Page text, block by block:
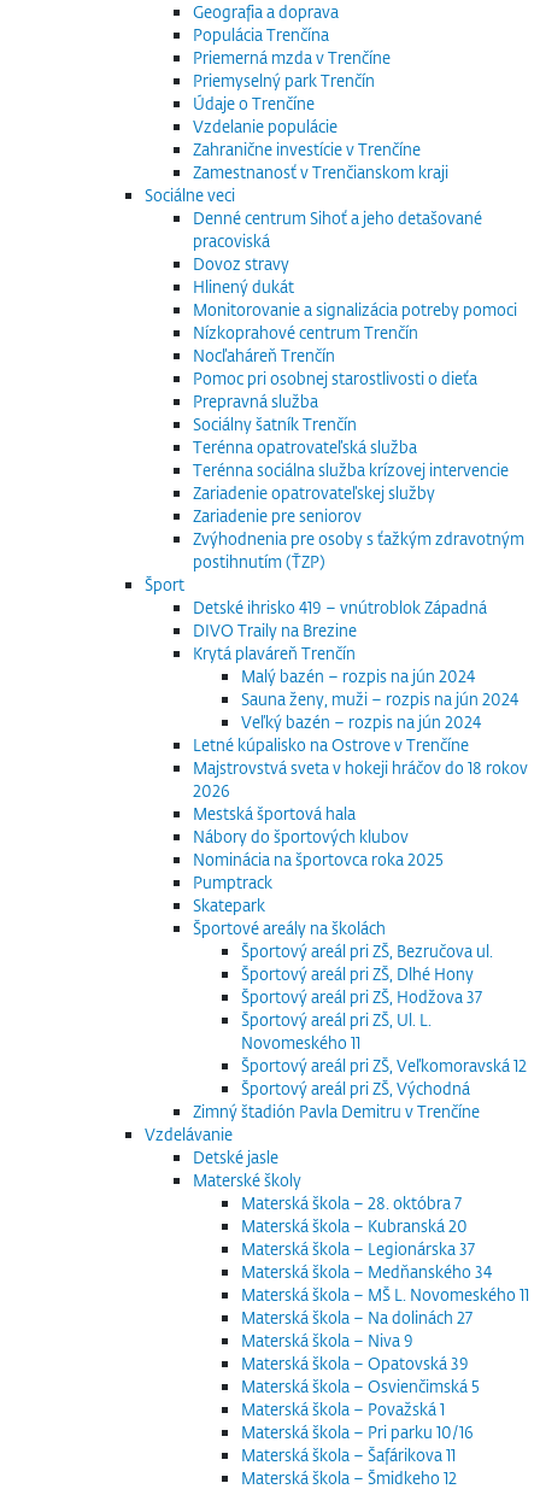
Geografia a doprava
Populácia Trenčína
Priemerná mzda v Trenčíne
Priemyselný park Trenčín
Údaje o Trenčíne
Vzdelanie populácie
Zahranične investície v Trenčíne
Zamestnanosť v Trenčianskom kraji
Sociálne veci
Denné centrum Sihoť a jeho detašované
pracoviská
Dovoz stravy
Hlinený dukát
Monitorovanie a signalizácia potreby pomoci
Nízkoprahové centrum Trenčín
Nocľaháreň Trenčín
Pomoc pri osobnej starostlivosti o dieťa
Prepravná služba
Sociálny šatník Trenčín
Terénna opatrovateľská služba
Terénna sociálna služba krízovej intervencie
Zariadenie opatrovateľskej služby
Zariadenie pre seniorov
Zvýhodnenia pre osoby s ťažkým zdravotným
postihnutím (ŤZP)
Šport
Detské ihrisko 419 – vnútroblok Západná
DIVO Traily na Brezine
Krytá plaváreň Trenčín
Malý bazén – rozpis na jún 2024
Sauna ženy, muži – rozpis na jún 2024
Veľký bazén – rozpis na jún 2024
Letné kúpalisko na Ostrove v Trenčíne
Majstrovstvá sveta v hokeji hráčov do 18 rokov
2026
Mestská športová hala
Nábory do športových klubov
Nominácia na športovca roka 2025
Pumptrack
Skatepark
Športové areály na školách
Športový areál pri ZŠ, Bezručova ul.
Športový areál pri ZŠ, Dlhé Hony
Športový areál pri ZŠ, Hodžova 37
Športový areál pri ZŠ, Ul. L.
Novomeského 11
Športový areál pri ZŠ, Veľkomoravská 12
Športový areál pri ZŠ, Východná
Zimný štadión Pavla Demitru v Trenčíne
Vzdelávanie
Detské jasle
Materské školy
Materská škola – 28. októbra 7
Materská škola – Kubranská 20
Materská škola – Legionárska 37
Materská škola – Medňanského 34
Materská škola – MŠ L. Novomeského 11
Materská škola – Na dolinách 27
Materská škola – Niva 9
Materská škola – Opatovská 39
Materská škola – Osvienčimská 5
Materská škola – Považská 1
Materská škola – Pri parku 10/16
Materská škola – Šafárikova 11
Materská škola – Šmidkeho 12